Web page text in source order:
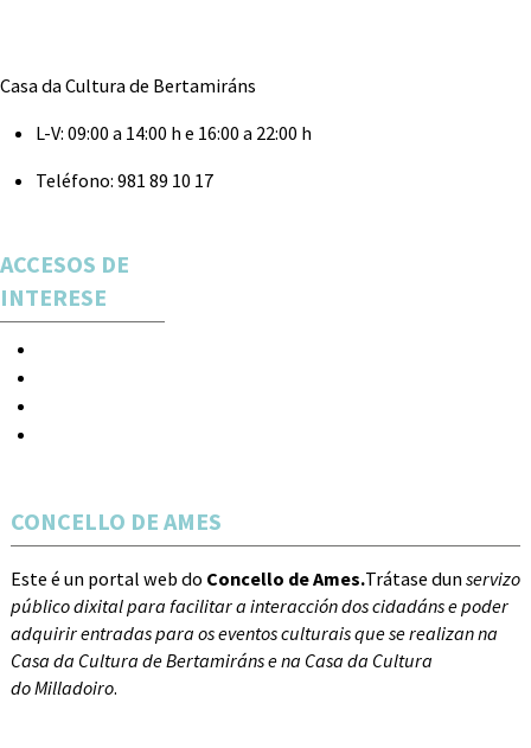
Casa da Cultura de Bertamiráns
L-V: 09:00 a 14:00 h e 16:00 a 22:00 h
Teléfono: 981 89 10 17
ACCESOS DE
INTERESE
CONCELLO DE AMES
Este é un portal web do Concello de Ames.Trátase dunservizo
público dixital para facilitar a interacción dos cidadáns e poder
adquirir entradas para os eventos culturais que se realizan na
Casa da Cultura de Bertamiráns e na Casa da Cultura
do Milladoiro.